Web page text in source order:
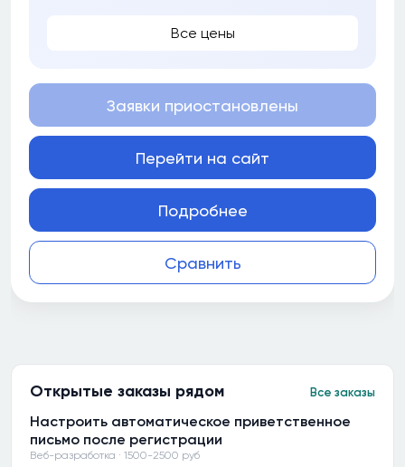
Все цены
Сравнить
Заявки приостановлены
Перейти на сайт
Подробнее
Открытые заказы рядом Все заказы
Настроить автоматическое приветственное
письмо после регистрации
Веб-разработка · 1500-2500 руб